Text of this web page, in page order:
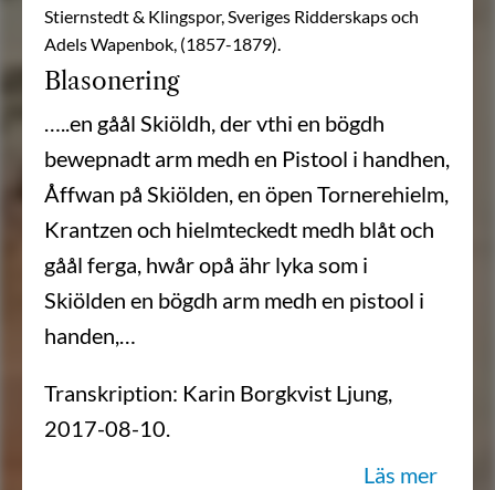
Stiernstedt & Klingspor, Sveriges Ridderskaps och
Adels Wapenbok, (1857-1879).
Blasonering
…..en gåål Skiöldh, der vthi en bögdh
bewepnadt arm medh en Pistool i handhen,
Åffwan på Skiölden, en öpen Tornerehielm,
Krantzen och hielmteckedt medh blåt och
gåål ferga, hwår opå ähr lyka som i
Skiölden en bögdh arm medh en pistool i
handen,…
Transkription: Karin Borgkvist Ljung,
2017-08-10.
Läs mer